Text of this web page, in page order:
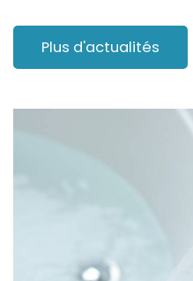
Plus d'actualités